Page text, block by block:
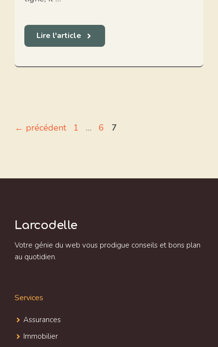
Lire l'article
← précédent Page
1 … Page
6 Page
7
Larcodelle
Votre génie du web vous prodigue conseils et bons plan
au quotidien.
Services
Assurances
Immobilier